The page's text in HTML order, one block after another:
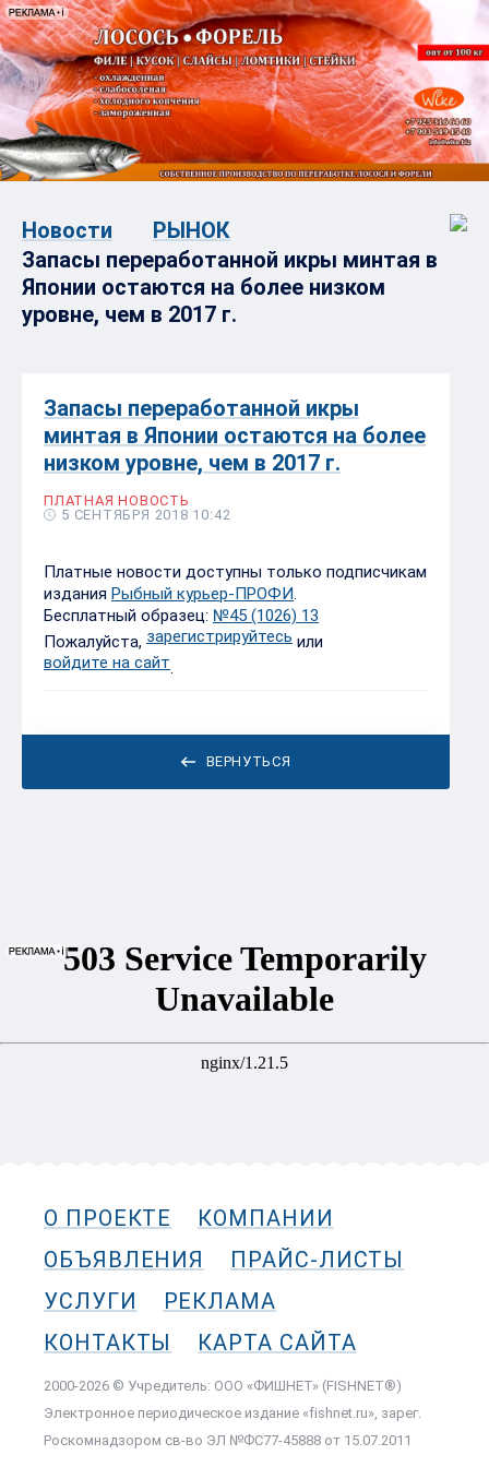
Новости
РЫНОК
Запасы переработанной икры минтая в
Японии остаются на более низком
уровне, чем в 2017 г.
Запасы переработанной икры
минтая в Японии остаются на более
низком уровне, чем в 2017 г.
ПЛАТНАЯ НОВОСТЬ
5 СЕНТЯБРЯ 2018 10:42
Платные новости доступны только подписчикам
издания Рыбный курьер-ПРОФИ.
Бесплатный образец: №45 (1026) 13
Пожалуйста, зарегистрируйтесь или
войдите на сайт.
ВЕРНУТЬСЯ
О ПРОЕКТЕ
КОМПАНИИ
ОБЪЯВЛЕНИЯ
ПРАЙС-ЛИСТЫ
УСЛУГИ
РЕКЛАМА
КОНТАКТЫ
КАРТА САЙТА
2000-2026 © Учредитель: ООО «ФИШНЕТ» (FISHNET®)
Электронное периодическое издание «fishnet.ru», зарег.
Роскомнадзором cв-во ЭЛ №ФС77-45888 от 15.07.2011